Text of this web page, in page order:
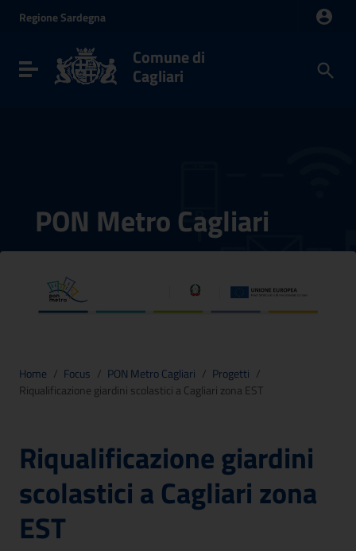
Vai al menu di navigazione
RegioneSardegna
Toggle navigation Comune di
Cagliari
PON Metro Cagliari
Home / Focus / PON Metro Cagliari / Progetti /
Riqualificazione giardini scolastici a Cagliari zona EST
Riqualificazione giardini
scolastici a Cagliari zona
EST